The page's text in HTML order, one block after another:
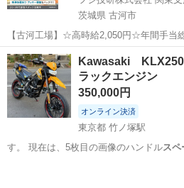
茨城県 古河市
【古河工場】☆高時給2,050円☆年間手当
当総額169万円☆年収630万円可☆寮費無
の組立組付のお仕事☆自動車業界経験者
収500万円が目指せる...
茨城 古河市
Kawasaki KLX250
ラックエンジン
350,000円
オンライン決済
東京都 竹ノ塚駅
す。 現在は、5枚目の画像のハンドルスペ